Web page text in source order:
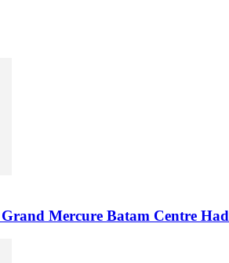
Grand Mercure Batam Centre